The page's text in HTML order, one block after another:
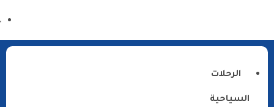
الرحلات
السياحية